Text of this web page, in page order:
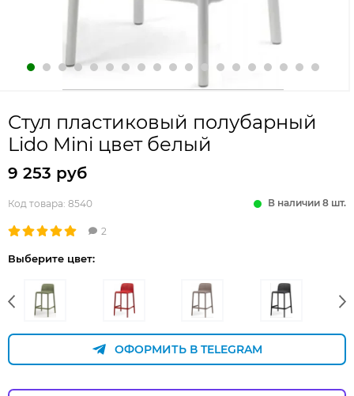
Стул пластиковый полубарный
Lido Mini цвет белый
9 253 руб
Код товара: 8540 В наличии 8 шт.
2
Выберите цвет:
ОФОРМИТЬ В TELEGRAM